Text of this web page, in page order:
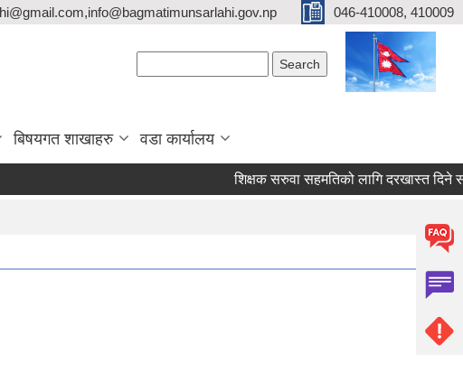
046-410008, 410009
बिषयगत शाखाहरु वडा कार्यालय
शिक्षक सरुवा सहमतिको लागि दरखास्त